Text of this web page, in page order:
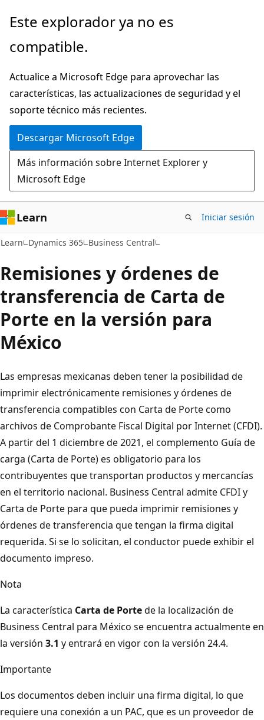
Ir
contenido
Este explorador ya no es
compatible.
Actualice a Microsoft Edge para aprovechar las
características, las actualizaciones de seguridad y el
soporte técnico más recientes.
Descargar Microsoft Edge
Más información sobre Internet Explorer y
Microsoft Edge
Learn Iniciar sesión
Learn Dynamics 365 Business Central
Remisiones y órdenes de
transferencia de Carta de
Porte en la versión para
México
Las empresas mexicanas deben tener la posibilidad de
imprimir electrónicamente remisiones y órdenes de
transferencia compatibles con Carta de Porte como
archivos de Comprobante Fiscal Digital por Internet (CFDI).
A partir del 1 diciembre de 2021, el complemento Guía de
carga (Carta de Porte) es obligatorio para los
contribuyentes que transportan productos y mercancías
en el territorio nacional. Business Central admite CFDI y
Carta de Porte para que pueda imprimir remisiones y
órdenes de transferencia que tengan la firma digital
requerida. Si se lo solicitan, el conductor puede exhibir el
documento impreso.
Nota
La característica Carta de Portede la localización de
Business Central para México se encuentra actualmente en
la versión 3.1 y entrará en vigor con la versión 24.4.
Importante
Los documentos deben incluir una firma digital, lo que
requiere una conexión a un PAC, que es un proveedor de